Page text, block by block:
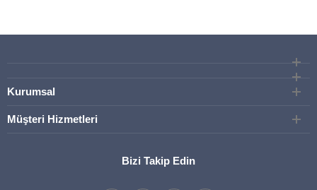
Kurumsal
Müşteri Hizmetleri
Bizi Takip Edin